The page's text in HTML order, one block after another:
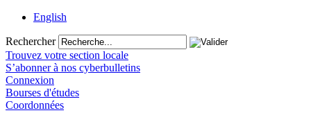
English
Rechercher
Trouvez votre section locale
S’abonner à nos cyberbulletins
Connexion
Bourses d'études
Coordonnées